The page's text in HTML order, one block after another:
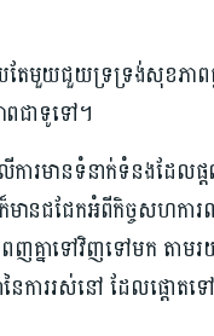
មួយ​ជួយ​ទ្រទ្រង់​សុខភាព​ផ្លូ
ព​ជាទូទៅ។
ារ​មានទំនាក់ទំនង​ដែលផ្
ាន​ជជែក​អំពី​កិច្ច​សហការ
ាទៅវិញ​ទៅមក តាមរយៈ​
នា​នៃការ​រស់នៅ ដែល​ផ្ត